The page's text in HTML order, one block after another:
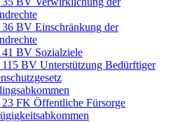
BV Einschränkung der
BV Sozialziele
BV Unterstützung Bedürftiger
FK Öffentliche Fürsorge